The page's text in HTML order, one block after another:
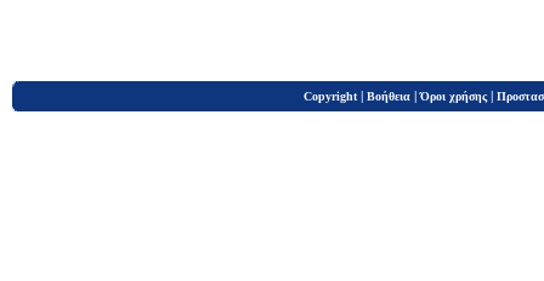
Copyright | Βοήθεια |Όροι χρήσης |